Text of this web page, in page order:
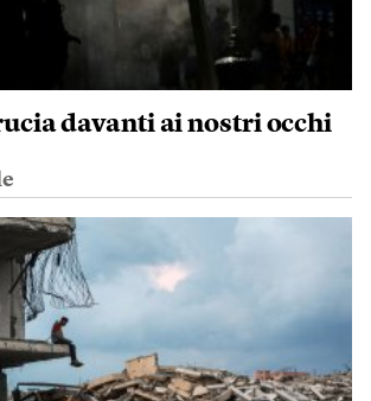
davanti ai nostri occhi